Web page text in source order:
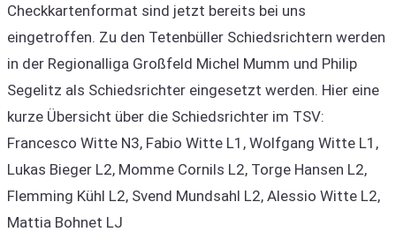
Checkkartenformat sind jetzt bereits bei uns
eingetroffen. Zu den Tetenbüller Schiedsrichtern werden
in der Regionalliga Großfeld Michel Mumm und Philip
Segelitz als Schiedsrichter eingesetzt werden. Hier eine
kurze Übersicht über die Schiedsrichter im TSV:
Francesco Witte N3, Fabio Witte L1, Wolfgang Witte L1,
Lukas Bieger L2, Momme Cornils L2, Torge Hansen L2,
Flemming Kühl L2, Svend Mundsahl L2, Alessio Witte L2,
Mattia Bohnet LJ